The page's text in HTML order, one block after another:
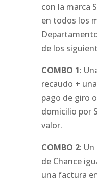
con la marca
en todos los
de los
COMBO 1:
recaudo +
pago de giro
domicilio por
valor.
COMBO 2:
de Chance
una factura